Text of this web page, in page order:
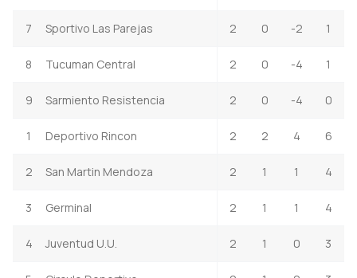
7 Sportivo Las Parejas 2 0 -2 1
8 Tucuman Central 2 0 -4 1
9 Sarmiento Resistencia 2 0 -4 0
1 Deportivo Rincon 2 2 4 6
2 San Martin Mendoza 2 1 1 4
3 Germinal 2 1 1 4
4 Juventud U.U. 2 1 0 3